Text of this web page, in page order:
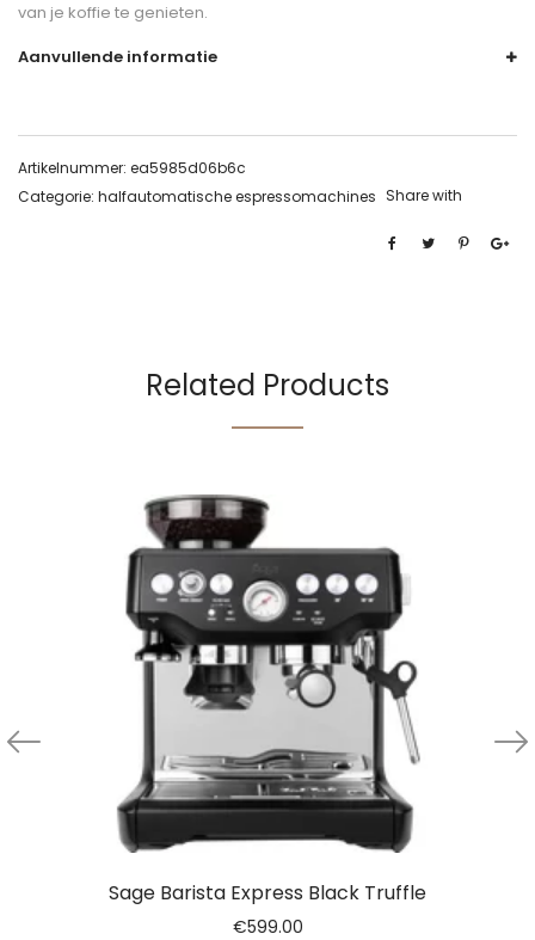
van je koffie te genieten.
Aanvullende informatie
Artikelnummer: ea5985d06b6c
Categorie: halfautomatische espressomachines Share with
Related Products
Sage Barista Express Black Truffle
€599.00